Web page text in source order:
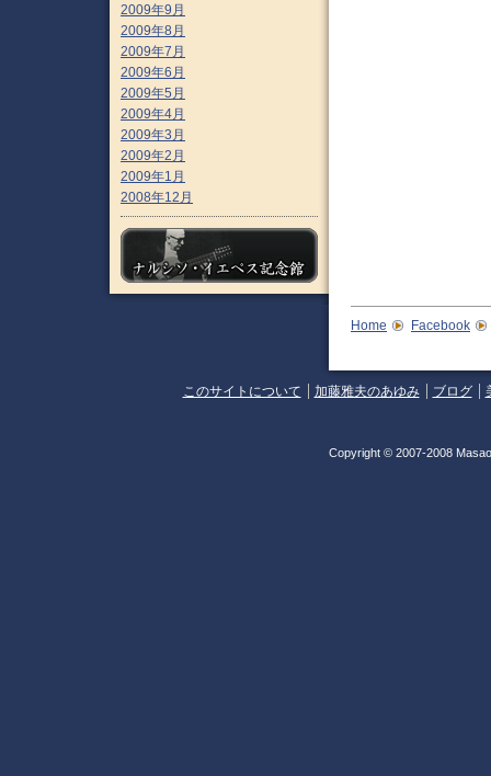
2009年9月
2009年8月
2009年7月
2009年6月
2009年5月
2009年4月
2009年3月
2009年2月
2009年1月
2008年12月
Home Facebook
このサイトについて 加藤雅夫のあゆみ ブログ
Copyright © 2007-2008